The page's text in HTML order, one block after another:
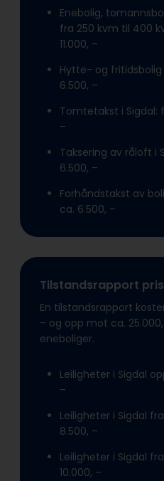
Enebolig,
fra 250 kvm til 400
11.000, –
Hytte- og fritidsbolig
6.500, –
Tomtetakst i Sigdal:
–
Taksering av råloft i
6.500, –
Forhåndstakst av
ca. 6.500, –
Tilstandsrapport
En tilstandsrapport
– og opp mot ca.
eneboliger.
Leiligheter i Sigdal
–
Leiligheter i Sigdal
8.500, –
Leiligheter i Sigdal
10.000, –